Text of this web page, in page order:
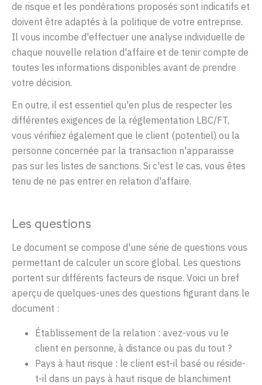
de risque et les pondérations proposés sont indicatifs et
doivent être adaptés à la politique de votre entreprise.
Il vous incombe d'effectuer une analyse individuelle de
chaque nouvelle relation d'affaire et de tenir compte de
toutes les informations disponibles avant de prendre
votre décision.
En outre, il est essentiel qu'en plus de respecter les
différentes exigences de la réglementation LBC/FT,
vous vérifiiez également que le client (potentiel) ou la
personne concernée par la transaction n'apparaisse
pas sur les listes de sanctions. Si c'est le cas, vous êtes
tenu de ne pas entrer en relation d'affaire.
Les questions
Le document se compose d'une série de questions vous
permettant de calculer un score global. Les questions
portent sur différents facteurs de risque. Voici un bref
aperçu de quelques-unes des questions figurant dans le
document :
Établissement de la relation : avez-vous vu le
client en personne, à distance ou pas du tout ?
Pays à haut risque : le client est-il basé ou réside-
t-il dans un pays à haut risque de blanchiment